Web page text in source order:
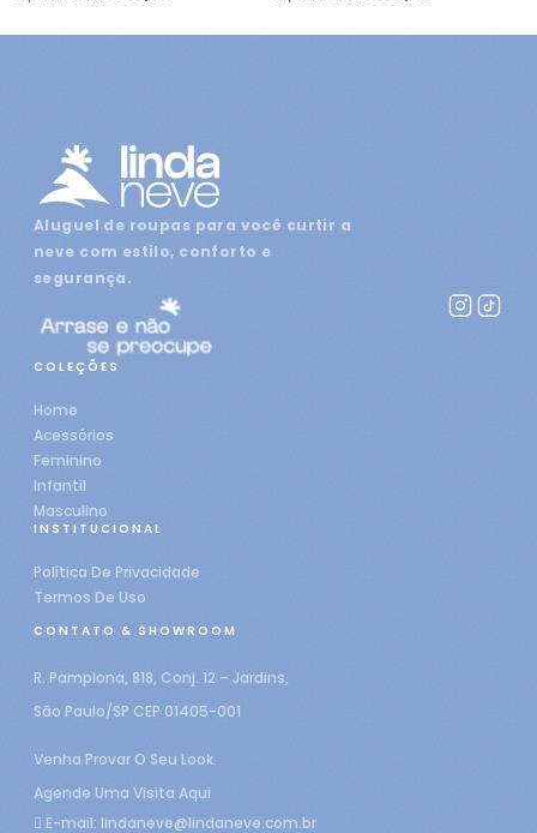
Aluguel de roupas para você curtir a
neve com estilo, conforto e
segurança.
COLEÇÕES
Home
Acessórios
Feminino
Infantil
Masculino
INSTITUCIONAL
Política De Privacidade
Termos De Uso
CONTATO & SHOWROOM
R. Pamplona, 818, Conj. 12 – Jardins,
São Paulo/SP CEP 01405-001
Venha Provar O Seu Look.
Agende Uma Visita Aqui
E-mail: lindaneve@lindaneve.com.br